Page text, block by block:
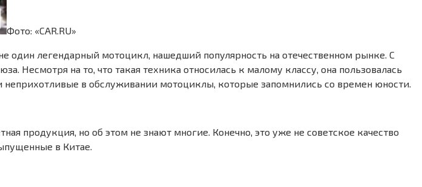
Фото: «CAR.RU»
легендарный мотоцикл, нашедший популярность на отечественном рынке. С
Несмотря на то, что такая техника относилась к малому классу, она пользовалась
в обслуживании мотоциклы, которые запомнились со времен юности.
продукция, но об этом не знают многие. Конечно, это уже не советское качество
в Китае.